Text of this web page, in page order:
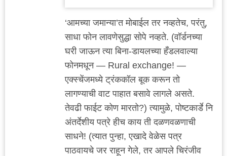
‘आमच्या जमान्या’त मोबाईल तर नव्हतेच, परंतु,
साधा फोन लावणेसुद्धा सोपे नव्हते. (वॉर्डनच्या
घरी जाऊन त्या बिना-डायलच्या हँडलवाल्या
फोनमधून — Rural exchange! —
एक्स्चेंजमध्ये ट्रंककॉल बूक करून तो
लागण्याची वाट पाहात बसावे लागले असते.
तेवढी फाईट कोण मारतो?) त्यामुळे, पोष्टकार्डे नि
अंतर्देशीय पत्रे हीच काय ती दळणवळणाची
साधने! (त्यात पुन्हा, एखादे वेळेस पत्र
पाठवायचे जर राहून गेले, तर आपले चिरंजीव